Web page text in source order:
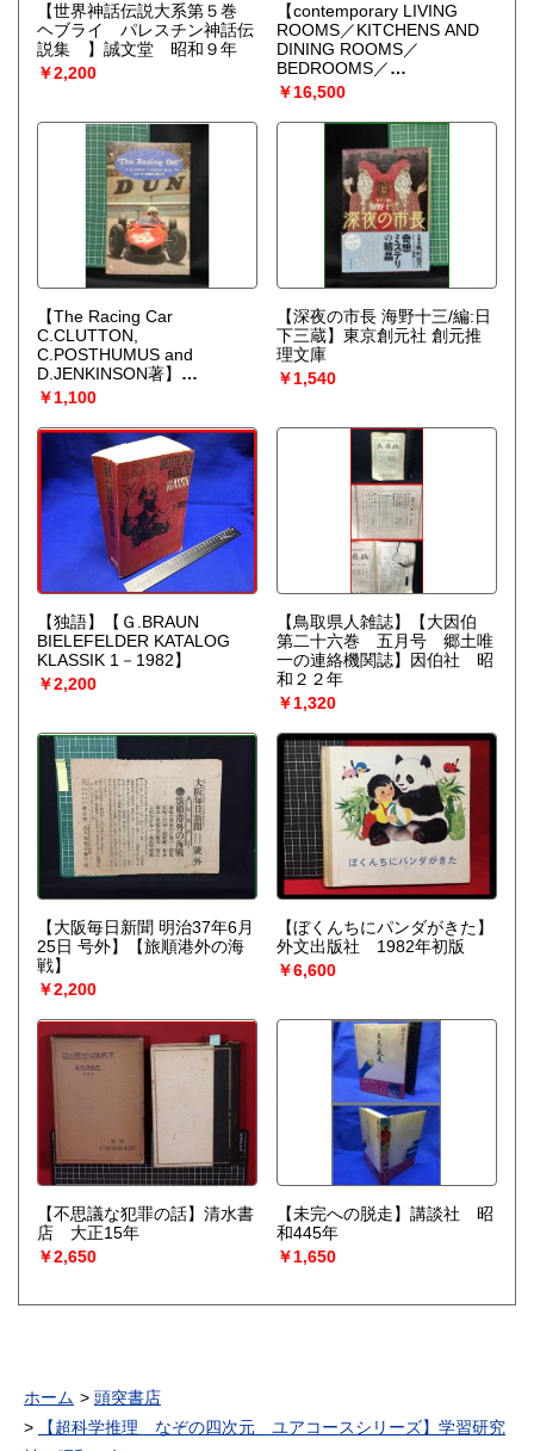
【世界神話伝説大系第５巻
ヘブライ パレスチン神話伝
説集 】誠文堂 昭和９年
￥2,200
【contemporary LIVING
ROOMS／KITCHENS AND
DINING ROOMS／
BEDROOMS／
BATHROOMS（全4冊）
Chami Jotisalikorn and
Karina Zabihi photos by
Invernizzi Tettoni】
PERIPLUS
￥16,500
【The Racing Car
C.CLUTTON,
C.POSTHUMUS and
D.JENKINSON著】
BATSFORD
￥1,100
【深夜の市長 海野十三/編:日
下三蔵】東京創元社 創元推
理文庫
￥1,540
【独語】【Ｇ.BRAUN
BIELEFELDER KATALOG
KLASSIK 1－1982】
￥2,200
【鳥取県人雑誌】【大因伯
第二十六巻 五月号 郷土唯
一の連絡機関誌】因伯社 昭
和２２年
￥1,320
【大阪毎日新聞 明治37年6月
25日 号外】【旅順港外の海
戦】
￥2,200
【ぼくんちにパンダがきた】
外文出版社 1982年初版
￥6,600
【不思議な犯罪の話】清水書
店 大正15年
￥2,650
【未完への脱走】講談社 昭
和445年
￥1,650
ホーム
頭突書店
【超科学推理 なぞの四次元 ユアコースシリーズ】学習研究